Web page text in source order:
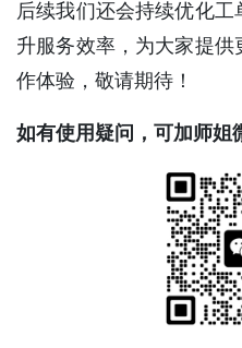
后续我们还会持续优化
升服务效率，为大家提
作体验，敬请期待！
如有使用疑问，可加师姐